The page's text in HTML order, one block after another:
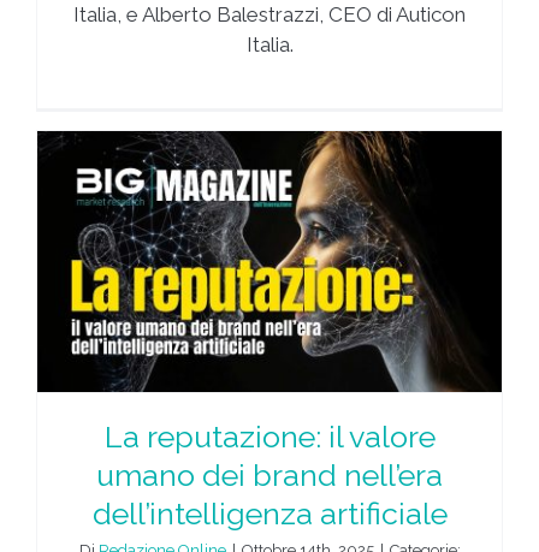
Italia, e Alberto Balestrazzi, CEO di Auticon
Italia.
La reputazione: il valore
umano dei brand nell’era
dell’intelligenza artificiale